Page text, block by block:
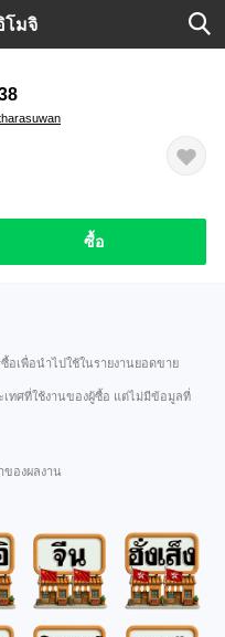
โมจิ
ซื้อ
อเพื่อนำไปใช้ในรายงานยอดขาย
ทศที่ใช้งานของผู้ซื้อ แต่ไม่มีข้อมูลที่
ของผลงาน